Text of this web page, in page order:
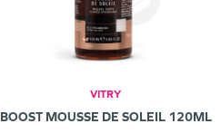
VITRY
BOOST MOUSSE DE SOLEIL 120ML